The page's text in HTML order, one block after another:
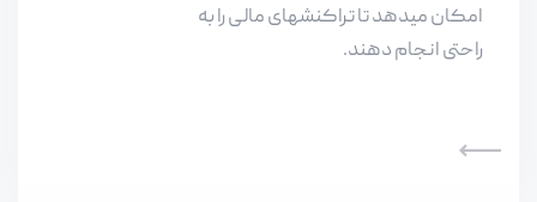
امکان میدهد تا تراکنشهای مالی را به
راحتی انجام دهند.